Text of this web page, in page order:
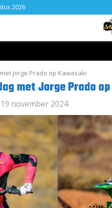
2026
Jorge Prado op Kawasaki
met Jorge Prado
19 november 2024